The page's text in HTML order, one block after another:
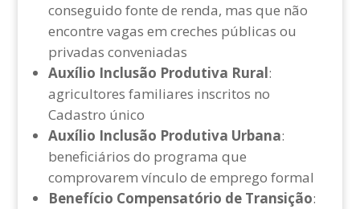
conseguido fonte de renda, mas que não
encontre vagas em creches públicas ou
privadas conveniadas
Auxílio Inclusão Produtiva Rural:
agricultores familiares inscritos no
Cadastro único
Auxílio Inclusão Produtiva Urbana:
beneficiários do programa que
comprovarem vínculo de emprego formal
Benefício Compensatório de Transição: